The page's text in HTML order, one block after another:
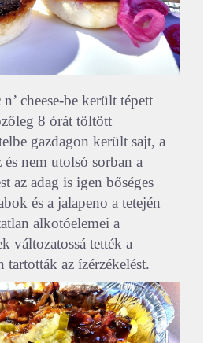
cheese-be került tépett
8 órát töltött
gazdagon került sajt, a
nem utolsó sorban a
az adag is igen bőséges
és a jalapeno a tetején
alkotóelemei a
változatossá tették a
tartották az ízérzékelést.